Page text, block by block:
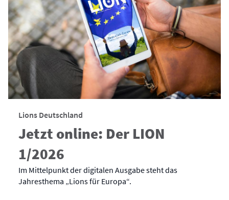
Lions Deutschland
Jetzt online: Der LION
1/2026
Im Mittelpunkt der digitalen Ausgabe steht das
Jahresthema „Lions für Europa“.